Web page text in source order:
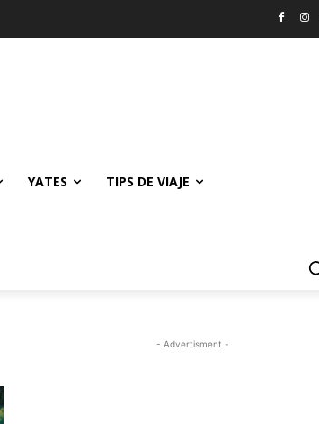
YATES TIPS DE VIAJE
- Advertisment -